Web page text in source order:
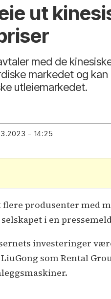
ut
med de
markedet og
utleiemarkedet.
- 14:25
produsenter med
i en
investeringer
som Rental